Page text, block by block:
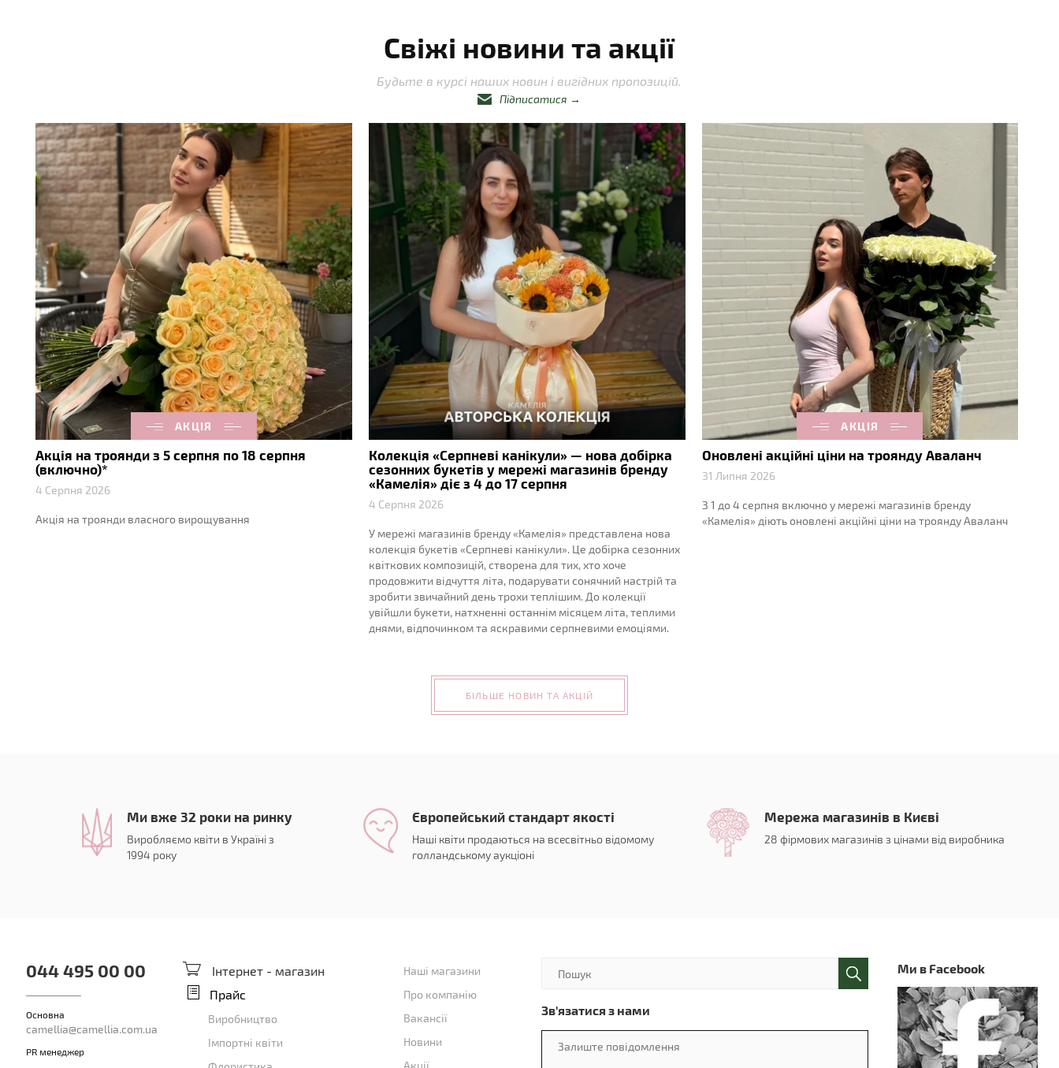
Свіжі новини та акції
Будьте в курсі наших новин і вигідних пропозицій.
Підписатися →
АКЦІЯ
Акція на троянди з 5 серпня по 18 серпня
(включно)*
4 Серпня 2026
Акція на троянди власного вирощування
Колекція «Серпневі канікули» — нова добірка
сезонних букетів у мережі магазинів бренду
«Камелія» діє з 4 до 17 серпня
4 Серпня 2026
У мережі магазинів бренду «Камелія» представлена нова
колекція букетів «Серпневі канікули». Це добірка сезонних
квіткових композицій, створена для тих, хто хоче
продовжити відчуття літа, подарувати сонячний настрій та
зробити звичайний день трохи теплішим. До колекції
увійшли букети, натхненні останнім місяцем літа, теплими
днями, відпочинком та яскравими серпневими емоціями.
АКЦІЯ
Оновлені акційні ціни на троянду Аваланч
31 Липня 2026
З 1 до 4 серпня включно у мережі магазинів бренду
«Камелія» діють оновлені акційні ціни на троянду Аваланч
БІЛЬШЕ НОВИН ТА АКЦІЙ
Ми вже 32 роки на ринку
Виробляємо квіти в Україні з
1994 року
Європейський стандарт якості
Наші квіти продаються на всесвітньо відомому
голландському аукціоні
Мережа магазинів в Києві
28 фірмових магазинів з цінами від виробника
044 495 00 00
Основна
camellia@camellia.com.ua
PR менеджер
Інтернет - магазин
Прайс
Виробництво
Імпортні квіти
Наші магазини
Про компанію
Вакансії
Новини
Акції
Зв'язатися з нами
Ми в Facebook